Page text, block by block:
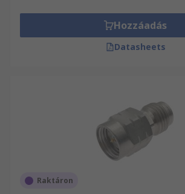
Hozzáadás
Datasheets
Raktáron